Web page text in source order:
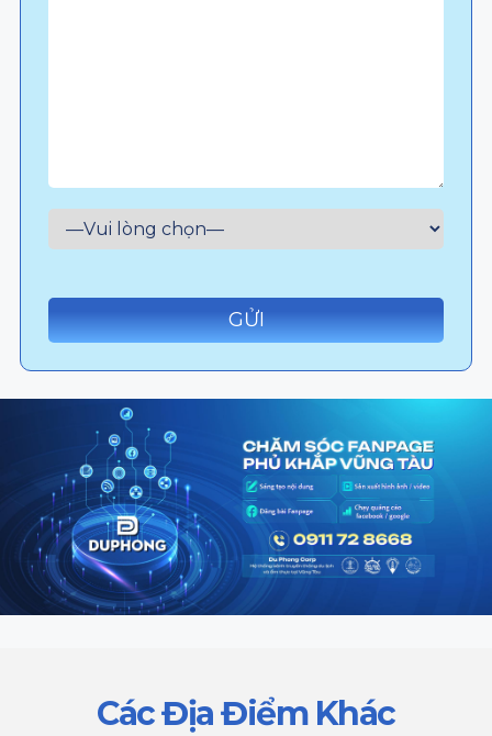
Các Địa Điểm Khác